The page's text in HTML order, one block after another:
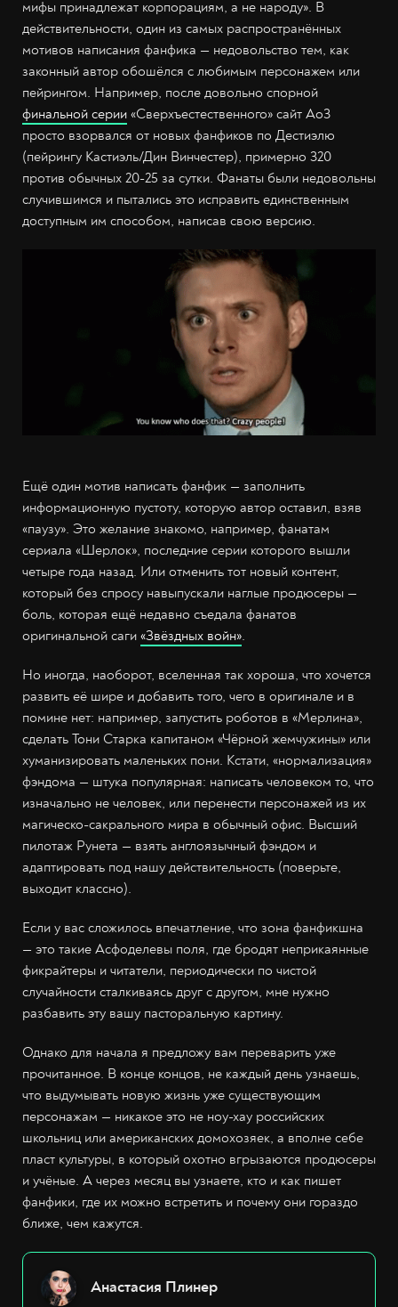
мифы принадлежат корпорациям, а не народу». В
действительности, один из самых распространённых
мотивов написания фанфика — недовольство тем, как
законный автор обошёлся с любимым персонажем или
пейрингом. Например, после довольно спорной
финальной серии «Сверхъестественного» сайт Ао3
просто взорвался от новых фанфиков по Дестиэлю
(пейрингу Кастиэль/Дин Винчестер), примерно 320
против обычных 20-25 за сутки. Фанаты были недовольны
случившимся и пытались это исправить единственным
доступным им способом, написав свою версию.
Ещё один мотив написать фанфик — заполнить
информационную пустоту, которую автор оставил, взяв
«паузу». Это желание знакомо, например, фанатам
сериала «Шерлок», последние серии которого вышли
четыре года назад. Или отменить тот новый контент,
который без спросу навыпускали наглые продюсеры —
боль, которая ещё недавно съедала фанатов
оригинальной саги «Звёздных войн».
Но иногда, наоборот, вселенная так хороша, что хочется
развить её шире и добавить того, чего в оригинале и в
помине нет: например, запустить роботов в «Мерлина»,
сделать Тони Старка капитаном «Чёрной жемчужины» или
хуманизировать маленьких пони. Кстати, «нормализация»
фэндома — штука популярная: написать человеком то, что
изначально не человек, или перенести персонажей из их
магическо-сакрального мира в обычный офис. Высший
пилотаж Рунета — взять англоязычный фэндом и
адаптировать под нашу действительность (поверьте,
выходит классно).
Если у вас сложилось впечатление, что зона фанфикшна
— это такие Асфоделевы поля, где бродят неприкаянные
фикрайтеры и читатели, периодически по чистой
случайности сталкиваясь друг с другом, мне нужно
разбавить эту вашу пасторальную картину.
Однако для начала я предложу вам переварить уже
прочитанное. В конце концов, не каждый день узнаешь,
что выдумывать новую жизнь уже существующим
персонажам — никакое это не ноу-хау российских
школьниц или американских домохозяек, а вполне себе
пласт культуры, в который охотно вгрызаются продюсеры
и учёные. А через месяц вы узнаете, кто и как пишет
фанфики, где их можно встретить и почему они гораздо
ближе, чем кажутся.
Анастасия Плинер